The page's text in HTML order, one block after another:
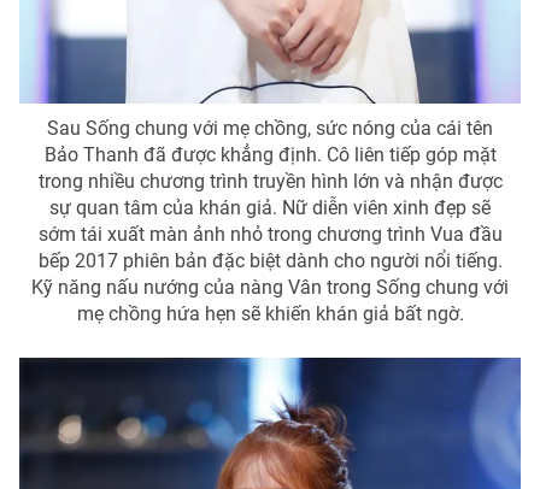
Photo Infographic
Video Shorts video
VTV Money VTV Thể thao
VTV Sức khoẻ Bất động sản
Thị trường 24h Tấm lòng Việt
Vươn mình bằng AI
VTV9 VTV8
Sau Sống chung với mẹ chồng, sức nóng của cái tên
Bảo Thanh đã được khẳng định. Cô liên tiếp góp mặt
trong nhiều chương trình truyền hình lớn và nhận được
sự quan tâm của khán giả. Nữ diễn viên xinh đẹp sẽ
sớm tái xuất màn ảnh nhỏ trong chương trình Vua đầu
bếp 2017 phiên bản đặc biệt dành cho người nổi tiếng.
Kỹ năng nấu nướng của nàng Vân trong Sống chung với
mẹ chồng hứa hẹn sẽ khiến khán giả bất ngờ.